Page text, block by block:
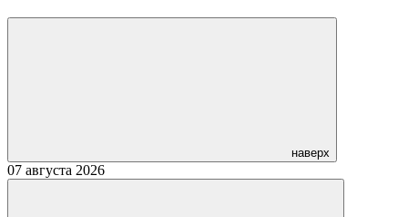
наверх
07 августа 2026